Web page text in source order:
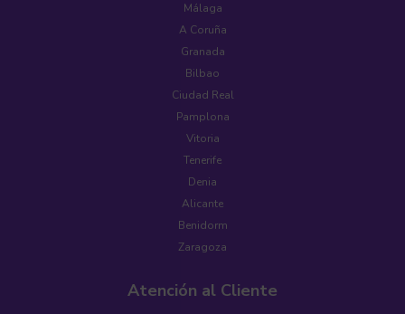
Málaga
A Coruña
Granada
Bilbao
Ciudad Real
Pamplona
Vitoria
Tenerife
Denia
Alicante
Benidorm
Zaragoza
Atención al Cliente